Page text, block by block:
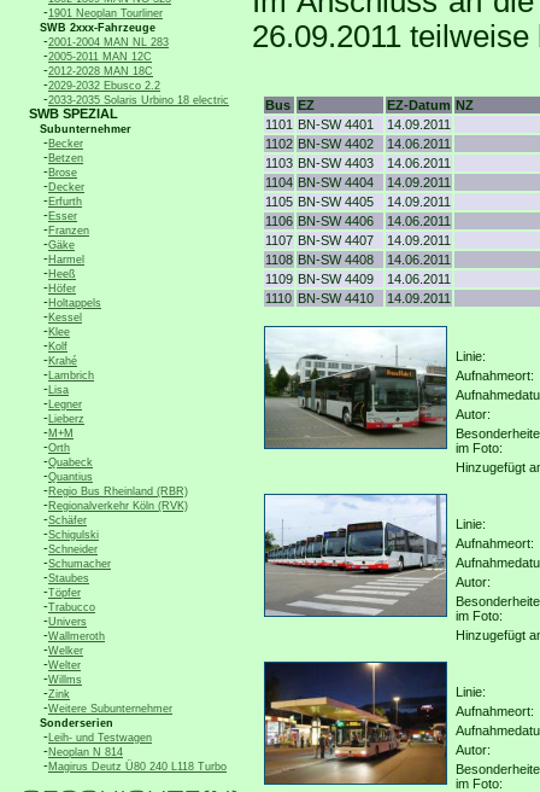
-1901 Neoplan Tourliner
SWB 2xxx-Fahrzeuge
-2001-2004 MAN NL 283
-2005-2011 MAN 12C
-2012-2028 MAN 18C
-2029-2032 Ebusco 2.2
-2033-2035 Solaris Urbino 18 electric
SWB SPEZIAL
Subunternehmer
-Becker
-Betzen
-Brose
-Decker
-Erfurth
-Esser
-Franzen
-Gäke
-Harmel
-Heeß
-Höfer
-Holtappels
-Kessel
-Klee
-Kolf
-Krahé
-Lambrich
-Lisa
-Legner
-Lieberz
-M+M
-Orth
-Quabeck
-Quantius
-Regio Bus Rheinland (RBR)
-Regionalverkehr Köln (RVK)
-Schäfer
-Schigulski
-Schneider
-Schumacher
-Staubes
-Töpfer
-Trabucco
-Univers
-Wallmeroth
-Welker
-Welter
-Willms
-Zink
-Weitere Subunternehmer
Sonderserien
-Leih- und Testwagen
-Neoplan N 814
-Magirus Deutz Ü80 240 L118 Turbo
26.09.2011
Bus EZ EZ-Datum NZ
1101 BN-SW 4401
14.09.2011
1102 BN-SW 4402
14.06.2011
1103 BN-SW 4403
14.06.2011
1104 BN-SW 4404
14.09.2011
1105 BN-SW 4405
14.09.2011
1106 BN-SW 4406
14.06.2011
1107 BN-SW 4407
14.09.2011
1108 BN-SW 4408
14.06.2011
1109 BN-SW 4409
14.06.2011
1110 BN-SW 4410 14.09.2011
Linie:
Aufnahmeort:
Autor:
im Foto:
Hinzugefügt
Linie:
Aufnahmeort:
Autor:
im Foto:
Hinzugefügt
Linie:
Aufnahmeort:
Autor:
im Foto: